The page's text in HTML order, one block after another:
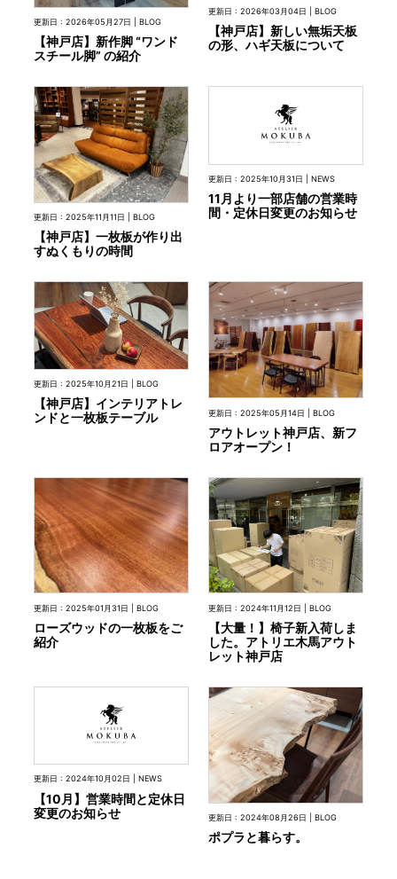
新入荷情報
INFORMATION
MOKUBA CHANNEL
よくあるご質問
お問い合わせ
更新日 : 2026年05月27日 | BLOG
【神戸店】新作脚 “ワンド
スチール脚” の紹介
更新日 : 2026年03月04日 | BLOG
【神戸店】新しい無垢天板
の形、ハギ天板について
更新日 : 2025年11月11日 | BLOG
【神戸店】一枚板が作り出
すぬくもりの時間
更新日 : 2025年10月31日 | NEWS
11月より一部店舗の営業時
間・定休日変更のお知らせ
更新日 : 2025年10月21日 | BLOG
【神戸店】インテリアトレ
ンドと一枚板テーブル
更新日 : 2025年05月14日 | BLOG
アウトレット神戸店、新フ
ロアオープン！
更新日 : 2025年01月31日 | BLOG
ローズウッドの一枚板をご
紹介
更新日 : 2024年11月12日 | BLOG
【大量！】椅子新入荷しま
した。アトリエ木馬アウト
レット神戸店
更新日 : 2024年10月02日 | NEWS
【10月】営業時間と定休日
変更のお知らせ
更新日 : 2024年08月26日 | BLOG
ポプラと暮らす。